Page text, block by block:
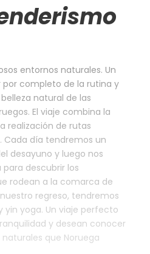
entornos naturales. Un
completo de la rutina y
natural de las
El viaje combina la
realización de rutas
Cada día tendremos un
desayuno y luego nos
descubrir los
rodean a la comarca de
regreso, tendremos
yin yoga. Un viaje perfecto
y desean conocer
que Noruega